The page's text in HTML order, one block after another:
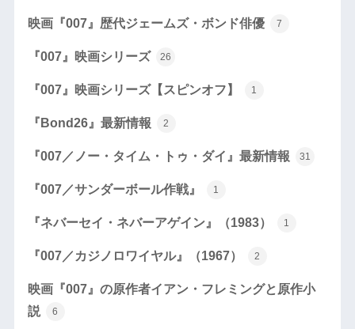
映画『007』歴代ジェームズ・ボンド俳優 7
『007』映画シリーズ 26
『007』映画シリーズ【スピンオフ】 1
『Bond26』最新情報 2
『007／ノー・タイム・トゥ・ダイ』最新情報 31
『007／サンダーボール作戦』 1
『ネバーセイ・ネバーアゲイン』（1983） 1
『007／カジノロワイヤル』（1967） 2
映画『007』の原作者イアン・フレミングと原作小
説
6